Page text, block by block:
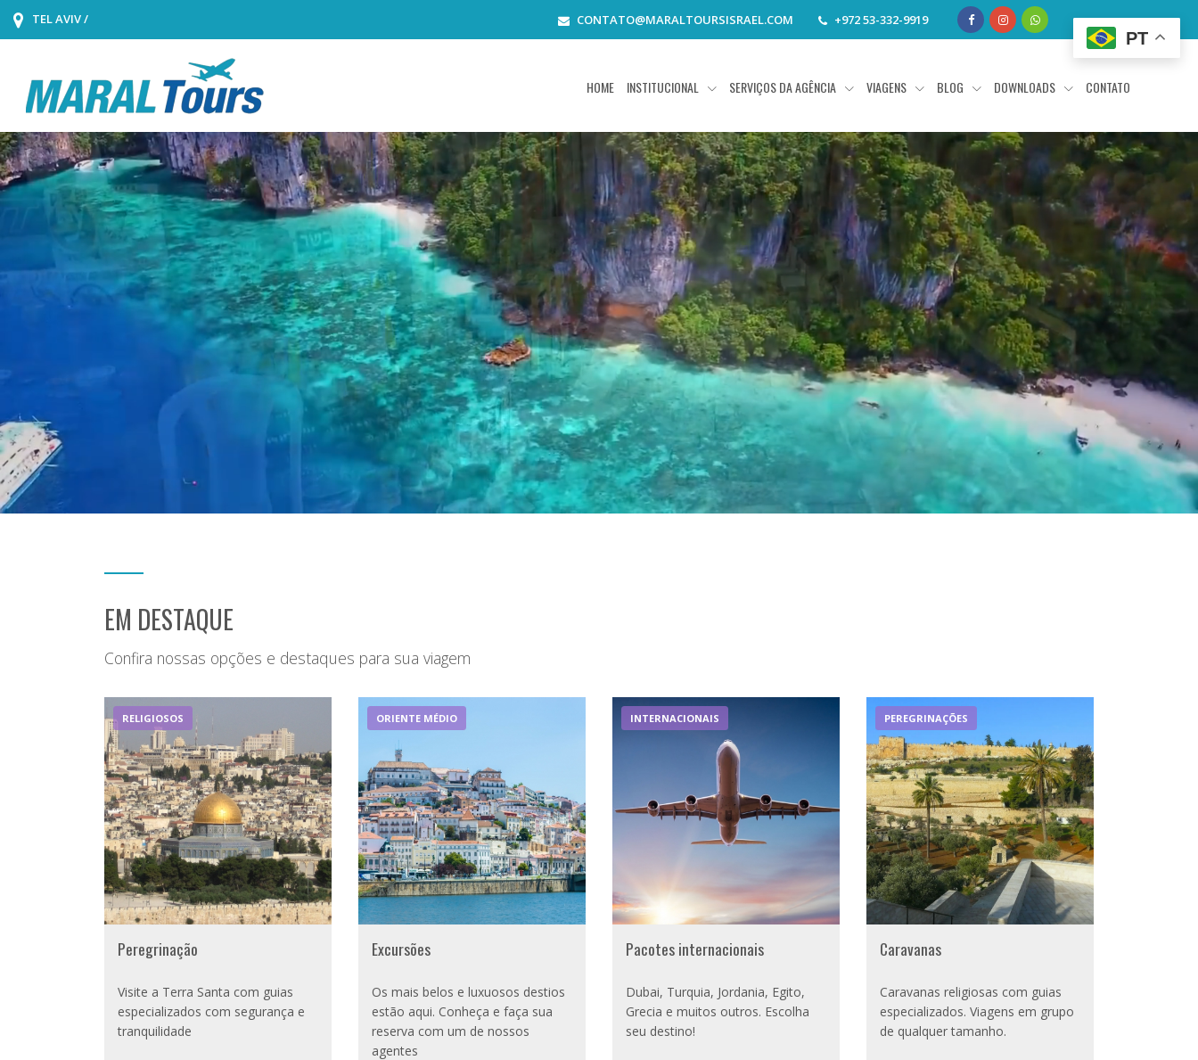
PT
TEL AVIV / CONTATO@MARALTOURSISRAEL.COM +972 53-332-9919
HOME INSTITUCIONAL SERVIÇOS DA AGÊNCIA VIAGENS BLOG DOWNLOADS CONTATO
EM DESTAQUE
Confira nossas opções e destaques para sua viagem
RELIGIOSOS
Peregrinação
Visite a Terra Santa com guias
especializados com segurança e
tranquilidade
ORIENTE MÉDIO
Excursões
Os mais belos e luxuosos destios
estão aqui. Conheça e faça sua
reserva com um de nossos
agentes
INTERNACIONAIS
Pacotes internacionais
Dubai, Turquia, Jordania, Egito,
Grecia e muitos outros. Escolha
seu destino!
PEREGRINAÇÕES
Caravanas
Caravanas religiosas com guias
especializados. Viagens em grupo
de qualquer tamanho.